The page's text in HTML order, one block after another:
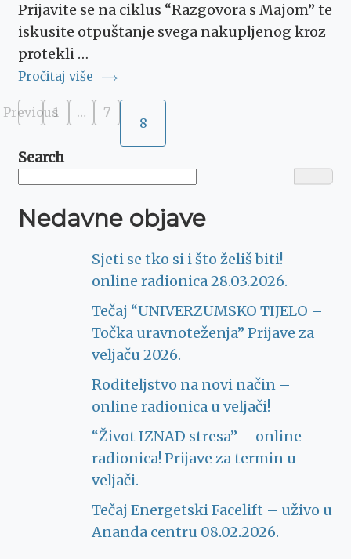
Prijavite se na ciklus “Razgovora s Majom” te
iskusite otpuštanje svega nakupljenog kroz
protekli …
Pročitaj više
Posts
pagination
PreviousPage
1 … Page
7
Page
8
Search
Nedavne objave
Sjeti se tko si i što želiš biti! –
online radionica 28.03.2026.
Tečaj “UNIVERZUMSKO TIJELO –
Točka uravnoteženja” Prijave za
veljaču 2026.
Roditeljstvo na novi način –
online radionica u veljači!
“Život IZNAD stresa” – online
radionica! Prijave za termin u
veljači.
Tečaj Energetski Facelift – uživo u
Ananda centru 08.02.2026.